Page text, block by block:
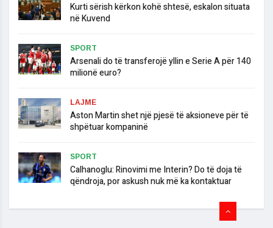
​Kurti sërish kërkon kohë shtesë, eskalon situata
në Kuvend
SPORT
Arsenali do të transferojë yllin e Serie A për 140
milionë euro?
LAJME
Aston Martin shet një pjesë të aksioneve për të
shpëtuar kompaninë
SPORT
Calhanoglu: Rinovimi me Interin? Do të doja të
qëndroja, por askush nuk më ka kontaktuar